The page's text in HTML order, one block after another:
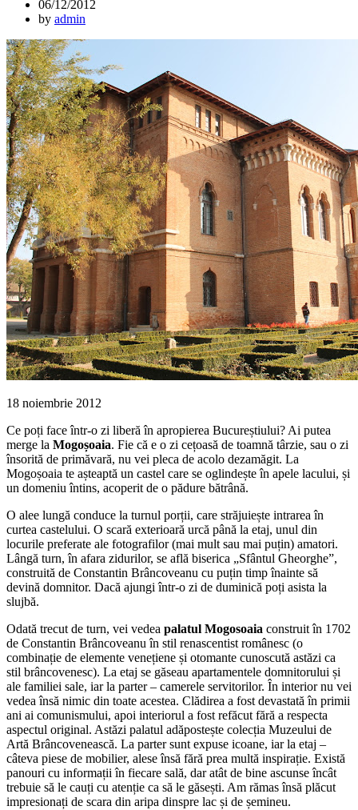
06/12/2012
by admin
18 noiembrie 2012
Ce poți face într-o zi liberă în apropierea Bucureștiului? Ai putea
merge la Mogoșoaia. Fie că e o zi cețoasă de toamnă târzie, sau o zi
însorită de primăvară, nu vei pleca de acolo dezamăgit. La
Mogoșoaia te așteaptă un castel care se oglindește în apele lacului, și
un domeniu întins, acoperit de o pădure bătrână.
O alee lungă conduce la turnul porții, care străjuiește intrarea în
curtea castelului. O scară exterioară urcă până la etaj, unul din
locurile preferate ale fotografilor (mai mult sau mai puțin) amatori.
Lângă turn, în afara zidurilor, se află biserica „Sfântul Gheorghe”,
construită de Constantin Brâncoveanu cu puțin timp înainte să
devină domnitor. Dacă ajungi într-o zi de duminică poți asista la
slujbă.
Odată trecut de turn, vei vedea palatul Mogosoaia construit în 1702
de Constantin Brâncoveanu în stil renascentist românesc (o
combinație de elemente venețiene și otomante cunoscută astăzi ca
stil brâncovenesc). La etaj se găseau apartamentele domnitorului și
ale familiei sale, iar la parter – camerele servitorilor. În interior nu vei
vedea însă nimic din toate acestea. Clădirea a fost devastată în primii
ani ai comunismului, apoi interiorul a fost refăcut fără a respecta
aspectul original. Astăzi palatul adăpostește colecția Muzeului de
Artă Brâncovenească. La parter sunt expuse icoane, iar la etaj –
câteva piese de mobilier, alese însă fără prea multă inspirație. Există
panouri cu informații în fiecare sală, dar atât de bine ascunse încât
trebuie să le cauți cu atenție ca să le găsești. Am rămas însă plăcut
impresionați de scara din aripa dinspre lac și de șemineu.